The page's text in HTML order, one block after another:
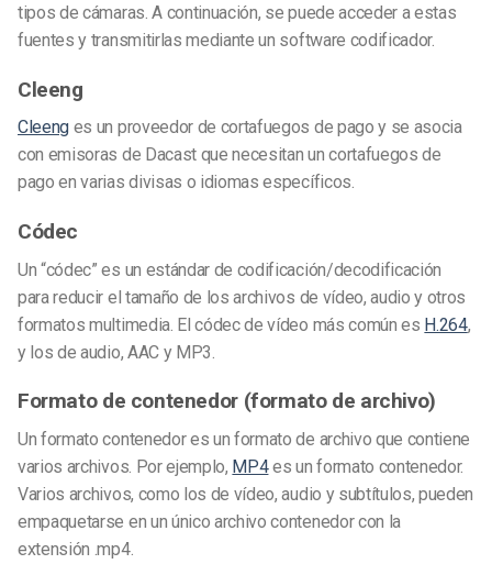
tipos de cámaras. A continuación, se puede acceder a estas
fuentes y transmitirlas mediante un software codificador.
Cleeng
Cleeng es un proveedor de cortafuegos de pago y se asocia
con emisoras de Dacast que necesitan un cortafuegos de
pago en varias divisas o idiomas específicos.
Códec
Un “códec” es un estándar de codificación/decodificación
para reducir el tamaño de los archivos de vídeo, audio y otros
formatos multimedia. El códec de vídeo más común es H.264,
y los de audio, AAC y MP3.
Formato de contenedor (formato de archivo)
Un formato contenedor es un formato de archivo que contiene
varios archivos. Por ejemplo, MP4es un formato contenedor.
Varios archivos, como los de vídeo, audio y subtítulos, pueden
empaquetarse en un único archivo contenedor con la
extensión .mp4.